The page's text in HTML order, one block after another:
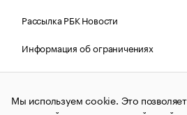
Рассылка РБК Новости
Информация об ограничениях
Правовая информация
О
© АО «РОСБИЗНЕСКОНСАЛТИНГ»,
Мы используем cookie. Это